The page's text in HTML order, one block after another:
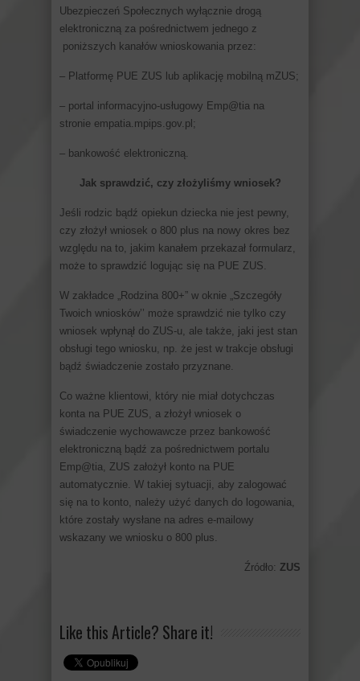
Ubezpieczeń Społecznych wyłącznie drogą
elektroniczną za pośrednictwem jednego z
poniższych kanałów wnioskowania przez:
– Platformę PUE ZUS lub aplikację mobilną mZUS;
– portal informacyjno-usługowy Emp@tia na
stronie empatia.mpips.gov.pl;
– bankowość elektroniczną.
Jak sprawdzić, czy złożyliśmy wniosek?
Jeśli rodzic bądź opiekun dziecka nie jest pewny,
czy złożył wniosek o 800 plus na nowy okres bez
względu na to, jakim kanałem przekazał formularz,
może to sprawdzić logując się na PUE ZUS.
W zakładce „Rodzina 800+” w oknie „Szczegóły
Twoich wniosków’’ może sprawdzić nie tylko czy
wniosek wpłynął do ZUS-u, ale także, jaki jest stan
obsługi tego wniosku, np. że jest w trakcje obsługi
bądź świadczenie zostało przyznane.
Co ważne klientowi, który nie miał dotychczas
konta na PUE ZUS, a złożył wniosek o
świadczenie wychowawcze przez bankowość
elektroniczną bądź za pośrednictwem portalu
Emp@tia, ZUS założył konto na PUE
automatycznie. W takiej sytuacji, aby zalogować
się na to konto, należy użyć danych do logowania,
które zostały wysłane na adres e-mailowy
wskazany we wniosku o 800 plus.
Źródło: ZUS
Like this Article? Share it!